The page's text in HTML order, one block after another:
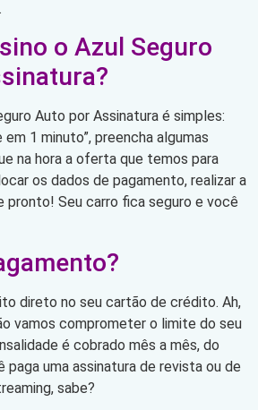
o Azul Seguro
Auto por Assinatura é simples:
1 minuto”, preencha algumas
na hora a oferta que temos para
os dados de pagamento, realizar a
pronto! Seu carro fica seguro e você
direto no seu cartão de crédito. Ah,
vamos comprometer o limite do seu
é cobrado mês a mês, do
uma assinatura de revista ou de
sabe?